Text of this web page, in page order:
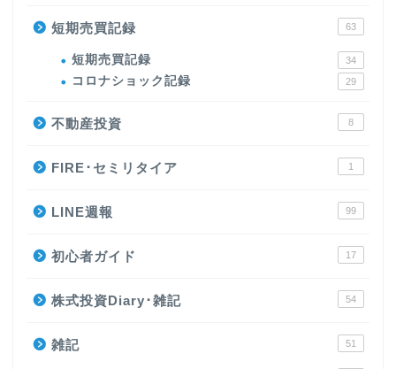
短期売買記録 63
短期売買記録 34
コロナショック記録 29
不動産投資 8
FIRE･セミリタイア 1
LINE週報 99
初心者ガイド 17
株式投資Diary･雑記 54
雑記 51